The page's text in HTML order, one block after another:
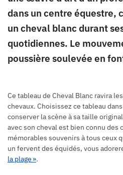
dans un centre équestre,
un cheval blanc durant
quotidiennes. Le
poussière soulevée en
Ce tableau de Cheval Blanc ravira
chevaux. Choisissez ce tableau
conserver la scène à sa taille
avec son cheval est bien connu des
mémorables souvenirs à tous ceux
un fervent des équidés, vous
la plage ».